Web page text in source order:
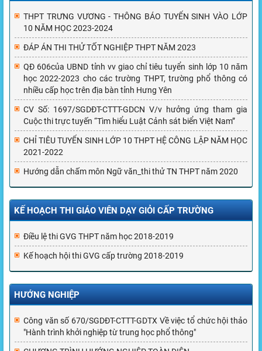
THPT TRƯNG VƯƠNG - THÔNG BÁO TUYỂN SINH VÀO LỚP
10 NĂM HỌC 2023-2024
ĐÁP ÁN THI THỬ TỐT NGHIỆP THPT NĂM 2023
QĐ 606của UBND tỉnh vv giao chỉ tiêu tuyển sinh lớp 10 năm
học 2022-2023 cho các trường THPT, trường phổ thông có
nhiều cấp học trên địa bàn tỉnh Hưng Yên
CV Số: 1697/SGDĐT-CTTT-GDCN V/v hưởng ứng tham gia
Cuộc thi trực tuyến “Tìm hiểu Luật Cảnh sát biển Việt Nam”
CHỈ TIÊU TUYỂN SINH LỚP 10 THPT HỆ CÔNG LẬP NĂM HỌC
2021-2022
Hướng dẫn chấm môn Ngữ văn_thi thử TN THPT năm 2020
KẾ HOẠCH THI GIÁO VIÊN DẠY GIỎI CẤP TRƯỜNG
Điều lệ thi GVG THPT năm học 2018-2019
Kế hoạch hội thi GVG cấp trường 2018-2019
HƯỚNG NGHIỆP
Công văn số 670/SGDĐT-CTTT-GDTX Về việc tổ chức hội thảo
"Hành trình khởi nghiệp từ trung học phổ thông"